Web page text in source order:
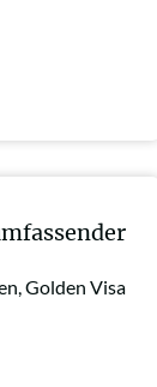
Golden Visa